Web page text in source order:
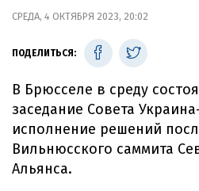
СРЕДА, 4 ОКТЯБРЯ 2023, 20:02
ПОДЕЛИТЬСЯ:
В Брюсселе в среду
заседание Совета
исполнение решений
Вильнюсского саммита
Альянса.